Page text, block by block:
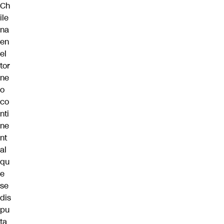
Ch
ile
na
en
el
tor
ne
o
co
nti
ne
nt
al
qu
e
se
dis
pu